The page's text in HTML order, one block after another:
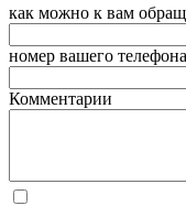
как можно к вам
номер вашего телефона
Комментарии